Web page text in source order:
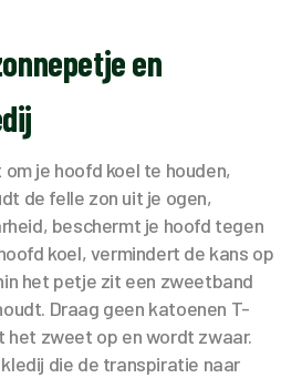
en
je hoofd koel te houden,
de felle zon uit je ogen,
beschermt je hoofd tegen
koel, vermindert de kans op
het petje zit een zweetband
Draag geen katoenen T-
zweet op en wordt zwaar.
die de transpiratie naar